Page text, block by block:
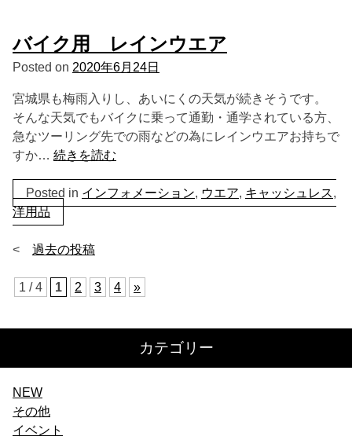
バイク用 レインウエア
Posted on 2020年6月24日
宮城県も梅雨入りし、あいにくの天気が続きそうです。
そんな天気でもバイクに乗って通勤・通学されている方、
急なツーリング先での雨などの為にレインウエアお持ちで
すか… 続きを読む
Posted in インフォメーション, ウエア, キャッシュレス,
洋用品
投
稿
ゲ
ー
シ
過去の投稿
1 / 4 1 2 3 4 »
カテゴリー
NEW
その他
イベント